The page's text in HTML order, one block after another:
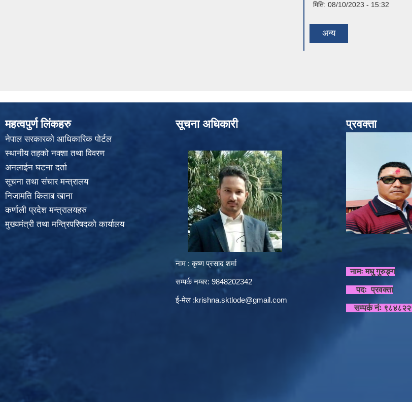
मिति: 08/10/2023 - 15:32
अन्य
महत्वपुर्ण लिंकहरु
नेपाल सरकारको आधिकारिक पोर्टल
स्थानीय तहको नक्शा तथा विवरण
अनलाईन घटना दर्ता
सूचना तथा संचार मन्त्रालय
निजामति किताब खाना
कर्णाली प्रदेश मन्त्रालयहरु
मुख्यमंत्री तथा मन्त्रिपरिषदको कार्यालय
सूचना अधिकारी
नाम : कृष्ण प्रसाद शर्मा
सम्पर्क नम्बर: 9848202342
ई-मेल :krishna.sktlode@gmail.com
प्रवक्ता
नामः मधु गुरुङ्ग
पदः प्रवक्ता
सम्पर्क नंः